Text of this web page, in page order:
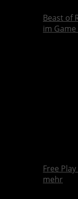
Beast of
im
Free
mehr